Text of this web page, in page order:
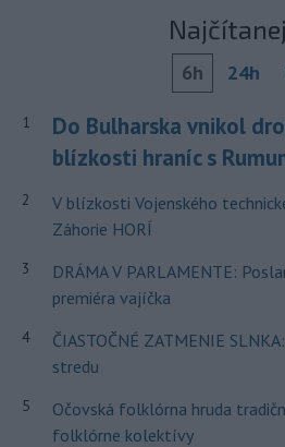
6h 24h
1
Do Bulharska vnikol
blízkosti hraníc s
2
V blízkosti Vojenského
Záhorie HORÍ
3
DRÁMA V PARLAMENTE:
premiéra vajíčka
4
ČIASTOČNÉ ZATMENIE
stredu
5
Očovská folklórna hruda
folklórne kolektívy